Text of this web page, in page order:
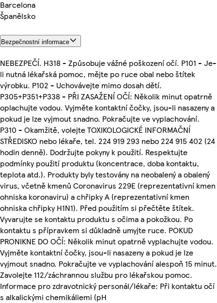
Barcelona
Španělsko
Bezpečnostní informace
NEBEZPEČÍ. H318 - Způsobuje vážné poškození očí. P101 - Je-
li nutná lékařská pomoc, mějte po ruce obal nebo štítek
výrobku. P102 - Uchovávejte mimo dosah dětí.
P305+P351+P338 - PŘI ZASAŽENÍ OČÍ: Několik minut opatrně
oplachujte vodou. Vyjměte kontaktní čočky, jsou-li nasazeny a
pokud je lze vyjmout snadno. Pokračujte ve vyplachování.
P310 - Okamžitě, volejte TOXIKOLOGICKÉ INFORMAČNÍ
STŘEDISKO nebo lékaře, tel. 224 919 293 nebo 224 915 402 (24
hodin denně). Dodržujte pokyny k použití. Respektujte
podmínky použití produktu (koncentrace, doba kontaktu,
teplota atd.). Produkty byly testovány na neobalený a obalený
virus, včetně kmenů Coronavirus 229E (reprezentativní kmen
ohniska koronaviru) a chřipky A (reprezentativní kmen
ohniska chřipky H1N1). Před použitím si přečtěte štítek.
Vyvarujte se kontaktu produktu s očima a pokožkou. Po
kontaktu s přípravkem si důkladně umyjte ruce. POKUD
PRONIKNE DO OČÍ: Několik minut opatrně vyplachujte vodou.
Vyjměte kontaktní čočky, jsou-li nasazeny a pokud je lze
vyjmout snadno. Pokračujte ve vyplachování alespoň 15 minut.
Zavolejte 112/záchrannou službu pro lékařskou pomoc.
Informace pro zdravotnický personál/lékaře: Při kontaktu očí
s alkalickými chemikáliemi (pH